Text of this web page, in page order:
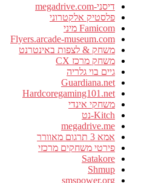
דיסני-megadrive.com
פלסטיק אלקטרוני
Famicom מיני
Flyers.arcade-museum.com
משחק & לצפות באינטרנט
משחק מרכז CX
גיים בוי גלריה
Guardiana.net
Hardcoregaming101.net
משחקי אינדי
Kitch-נט
megadrive.me
אמא 3 תרגום מאוורר
פירטי משחקים מרכזי
Satakore
Shmup
smspower.org